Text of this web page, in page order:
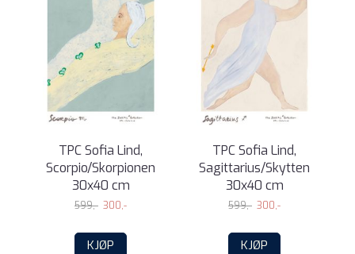
TPC Sofia Lind,
Scorpio/Skorpionen
30x40 cm
599,- 300,-
KJØP
TPC Sofia Lind,
Sagittarius/Skytten
30x40 cm
599,- 300,-
KJØP